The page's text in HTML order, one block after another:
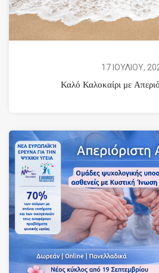
17 ΙΟΥΛΙΟΥ,
Καλό Καλοκαίρι με